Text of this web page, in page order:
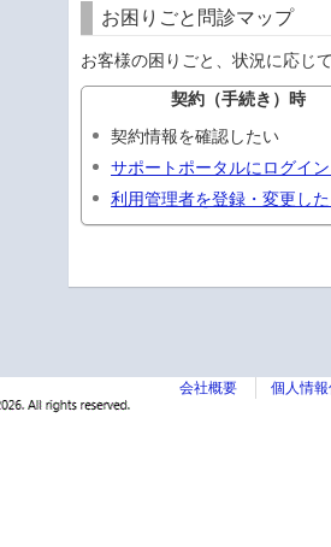
お困りごと問診マップ
お客様の困りごと、状況に応じ
契約（手続き）時
契約情報を確認したい
サポートポータルにログイ
利用管理者を登録・変更し
会社概要 個人情